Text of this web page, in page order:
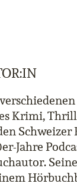
Krimi,
Jahre